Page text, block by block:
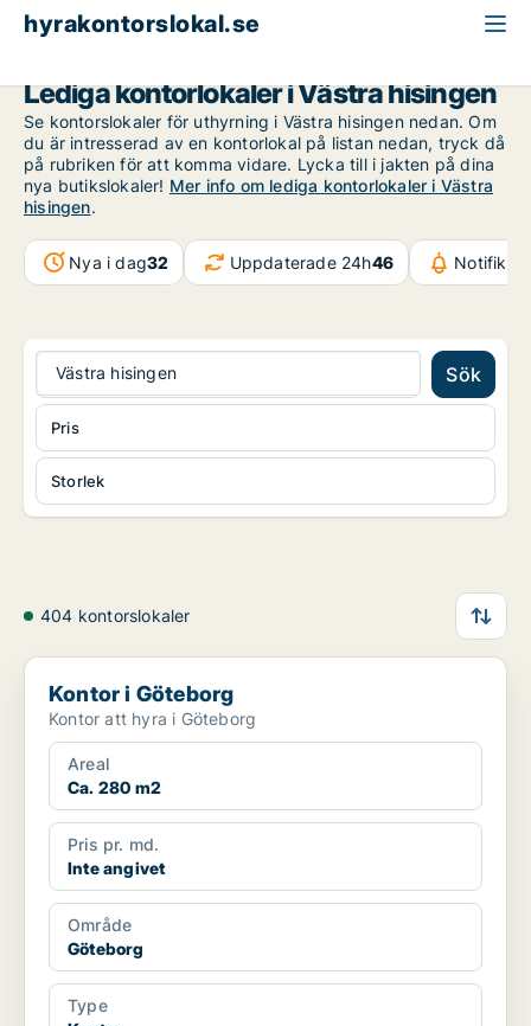
hyrakontorslokal.se
Lediga kontorlokaler i Västra hisingen
Se kontorslokaler för uthyrning i Västra hisingen nedan. Om
du är intresserad av en kontorlokal på listan nedan, tryck då
på rubriken för att komma vidare. Lycka till i jakten på dina
nya butikslokaler! Mer info om lediga kontorlokaler i Västra
hisingen.
Nya i dag32 Uppdaterade 24h46
Västra hisingen Sök
Storlek
Pris
404 kontorslokaler
Kontor i Göteborg
Kontor i Göteborg
Kontor att hyra i Göteborg
Areal
Ca. 280 m2
Pris pr. md.
Inte angivet
Område
Göteborg
Type